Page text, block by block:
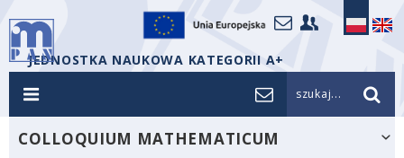
JEDNOSTKA NAUKOWA KATEGORII A+
szukaj...
COLLOQUIUM MATHEMATICUM